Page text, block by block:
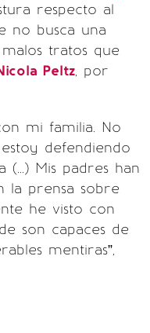
respecto al
no busca una
tratos que
Peltz, por
mi familia. No
defendiendo
Mis padres han
la prensa sobre
he visto con
son capaces de
mentiras”,